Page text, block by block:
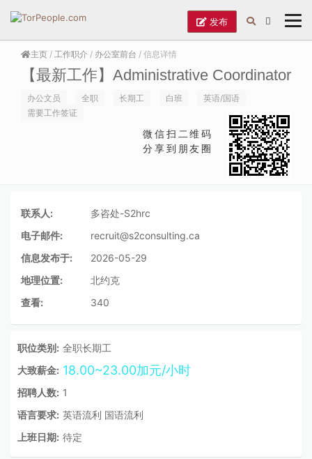
发布
主页 / 工作职介 / 办公室前台 / 信息详情
【最新工作】Administrative Coordinator
办公文员 全职 长期工 白班
英语/国语
需要工作签证
微信扫二维码
分享到朋友圈
联系人:
多咨处-S2hrc
电子邮件:
recruit@s2consulting.ca
信息发布于:
2026-05-29
地理位置:
北约克
查看:
340
职位类别: 全职长期工
大致薪金: 18.00~23.00加元/小时
招聘人数: 1
语言要求: 英语流利 国语流利
上班日期: 待定